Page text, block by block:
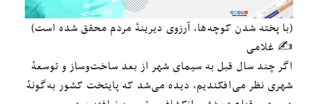
(با پخته شدن کوچه‌ها، آرزوی دیرینهٔ مردم محقق شده است)
✍️ غلامی
اگر چند سال قبل به سیمای شهر از بعد ساخت‌وساز و توسعهٔ
شهری نظر می‌افکندیم، دیده می‌شد که پایتخت کشور به‌گونهٔ